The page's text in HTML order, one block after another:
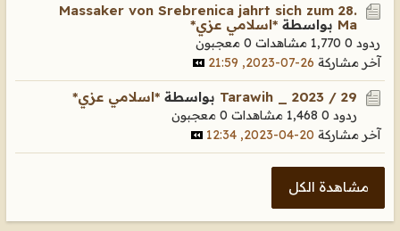
Massaker von Srebrenica jahrt sich zum 28.
Ma بواسطة *اسلامي عزي*
ردود 0 1,770 مشاهدات
0 معجبون
آخر مشاركة 26-07-2023, 21:59
Tarawih _ 2023 / 29 بواسطة *اسلامي عزي*
ردود 0 1,468 مشاهدات
0 معجبون
آخر مشاركة 20-04-2023, 12:34
مشاهدة الكل